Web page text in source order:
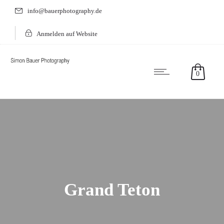
info@bauerphotography.de
Anmelden auf Website
0
Grand Teton